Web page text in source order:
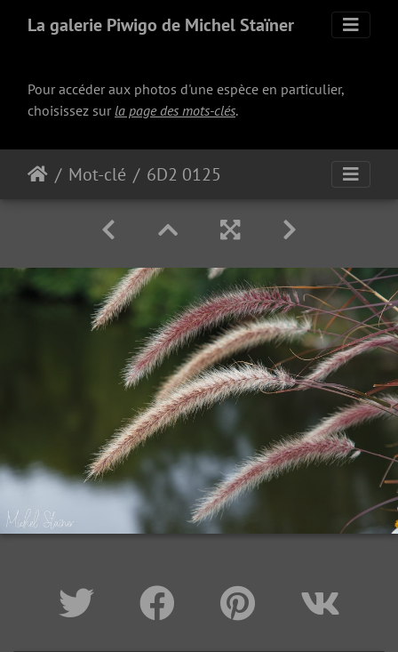
La galerie Piwigo de Michel Staïner
Pour accéder aux photos d'une espèce en particulier,
choisissez surla page des mots-clés.
Mot-clé 6D2 0125